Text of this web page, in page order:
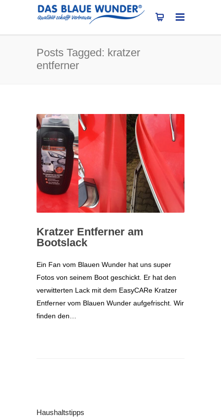
Posts Tagged: kratzer
entferner
Kratzer Entferner am
Bootslack
Ein Fan vom Blauen Wunder hat uns super
Fotos von seinem Boot geschickt. Er hat den
verwitterten Lack mit dem EasyCARe Kratzer
Entferner vom Blauen Wunder aufgefrischt. Wir
finden den…
Haushaltstipps